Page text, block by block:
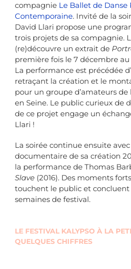
compagnie Le Ballet de Danse
Contemporaine. Invité de la
David Llari propose une
trois projets de sa compagnie.
(re)découvre un extrait de
première fois le 7 décembre
La performance est précédée
retraçant la création et le
pour un groupe d’amateurs
en Seine. Le public curieux de
de ce projet engage un
Llari !
La soirée continue ensuite
documentaire de sa création
la performance de Thomas
Slave(2016). Des moments
touchent le public et
semaines de festival.
LE FESTIVAL KALYPSO À LA
QUELQUES CHIFFRES